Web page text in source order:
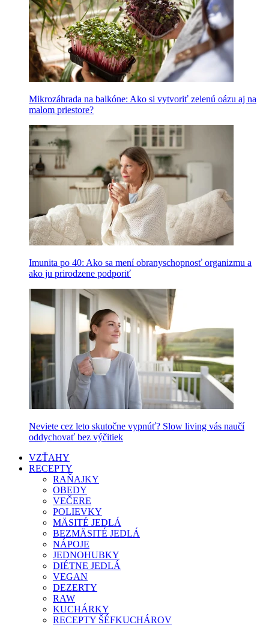
Mikrozáhrada na balkóne: Ako si vytvoriť zelenú oázu aj na
malom priestore?
Imunita po 40: Ako sa mení obranyschopnosť organizmu a
ako ju prirodzene podporiť
Neviete cez leto skutočne vypnúť? Slow living vás naučí
oddychovať bez výčitiek
VZŤAHY
RECEPTY
RAŇAJKY
OBEDY
VEČERE
POLIEVKY
MÄSITÉ JEDLÁ
BEZMÄSITÉ JEDLÁ
NÁPOJE
JEDNOHUBKY
DIÉTNE JEDLÁ
VEGAN
DEZERTY
RAW
KUCHÁRKY
RECEPTY ŠÉFKUCHÁROV